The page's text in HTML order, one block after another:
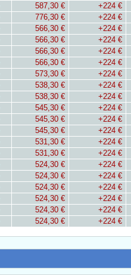
587,30 € +224 €
776,30 € +224 €
566,30 € +224 €
566,30 € +224 €
566,30 € +224 €
566,30 € +224 €
573,30 € +224 €
538,30 € +224 €
538,30 € +224 €
545,30 € +224 €
545,30 € +224 €
545,30 € +224 €
531,30 € +224 €
531,30 € +224 €
524,30 € +224 €
524,30 € +224 €
524,30 € +224 €
524,30 € +224 €
524,30 € +224 €
524,30 € +224 €